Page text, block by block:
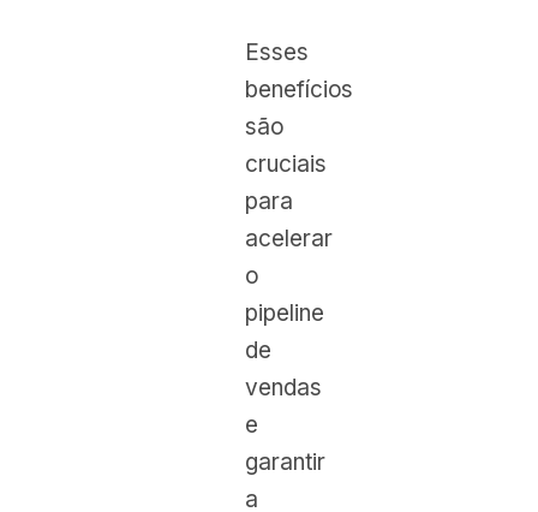
Esses
benefícios
são
cruciais
para
acelerar
o
pipeline
de
vendas
e
garantir
a